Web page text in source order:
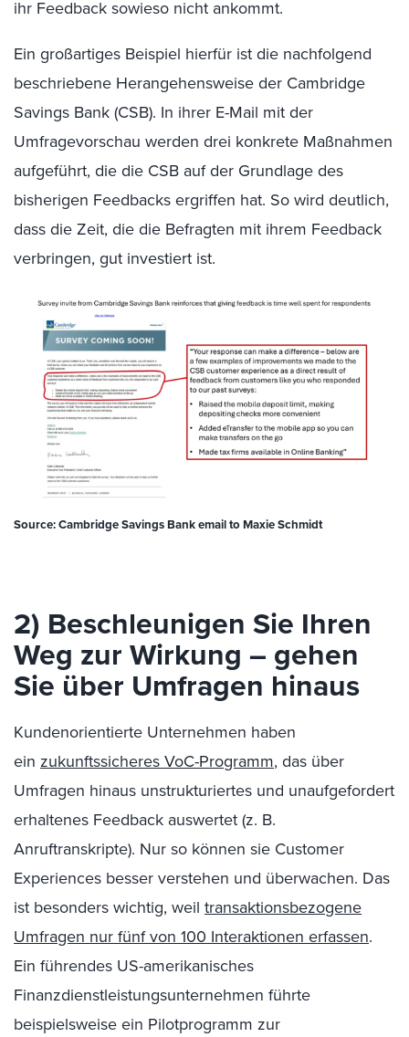
ihr Feedback sowieso nicht ankommt.
Ein großartiges Beispiel hierfür ist die nachfolgend
beschriebene Herangehensweise der Cambridge
Savings Bank (CSB). In ihrer E-Mail mit der
Umfragevorschau werden drei konkrete Maßnahmen
aufgeführt, die die CSB auf der Grundlage des
bisherigen Feedbacks ergriffen hat. So wird deutlich,
dass die Zeit, die die Befragten mit ihrem Feedback
verbringen, gut investiert ist.
Source:Cambridge Savings Bank email to Maxie Schmidt
2) Beschleunigen Sie Ihren
Weg zur Wirkung – gehen
Sie über Umfragen hinaus
Kundenorientierte Unternehmen haben
ein zukunftssicheres VoC-Programm, das über
Umfragen hinaus unstrukturiertes und unaufgefordert
erhaltenes Feedback auswertet (z. B.
Anruftranskripte). Nur so können sie Customer
Experiences besser verstehen und überwachen. Das
ist besonders wichtig, weil transaktionsbezogene
Umfragen nur fünf von 100 Interaktionen erfassen.
Ein führendes US-amerikanisches
Finanzdienstleistungsunternehmen führte
beispielsweise ein Pilotprogramm zur